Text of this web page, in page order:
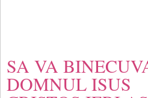
SA VA
DOMNUL ISUS